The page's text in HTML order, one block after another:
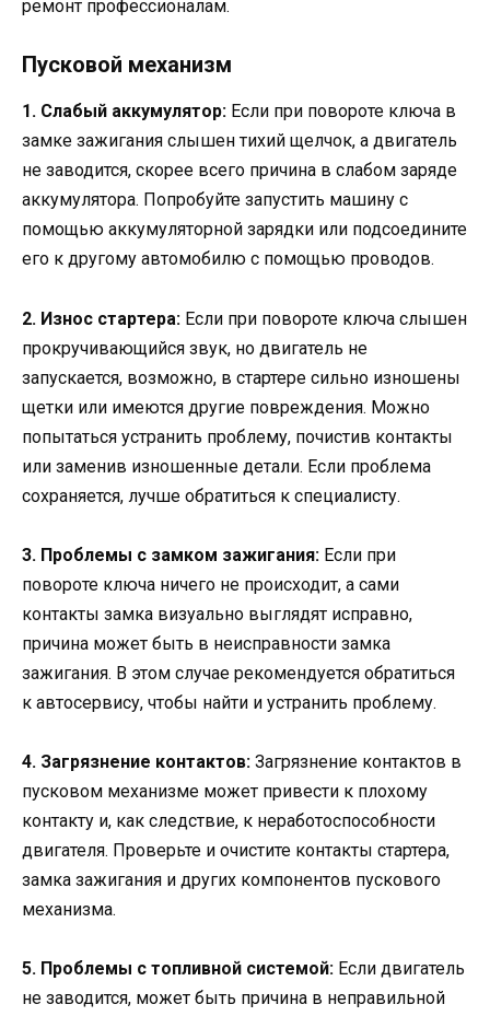
ремонт профессионалам.
Пусковой механизм
1. Слабый аккумулятор: Если при повороте ключа в
замке зажигания слышен тихий щелчок, а двигатель
не заводится, скорее всего причина в слабом заряде
аккумулятора. Попробуйте запустить машину с
помощью аккумуляторной зарядки или подсоедините
его к другому автомобилю с помощью проводов.
2. Износ стартера: Если при повороте ключа слышен
прокручивающийся звук, но двигатель не
запускается, возможно, в стартере сильно изношены
щетки или имеются другие повреждения. Можно
попытаться устранить проблему, почистив контакты
или заменив изношенные детали. Если проблема
сохраняется, лучше обратиться к специалисту.
3. Проблемы с замком зажигания: Если при
повороте ключа ничего не происходит, а сами
контакты замка визуально выглядят исправно,
причина может быть в неисправности замка
зажигания. В этом случае рекомендуется обратиться
к автосервису, чтобы найти и устранить проблему.
4. Загрязнение контактов: Загрязнение контактов в
пусковом механизме может привести к плохому
контакту и, как следствие, к неработоспособности
двигателя. Проверьте и очистите контакты стартера,
замка зажигания и других компонентов пускового
механизма.
5. Проблемы с топливной системой: Если двигатель
не заводится, может быть причина в неправильной